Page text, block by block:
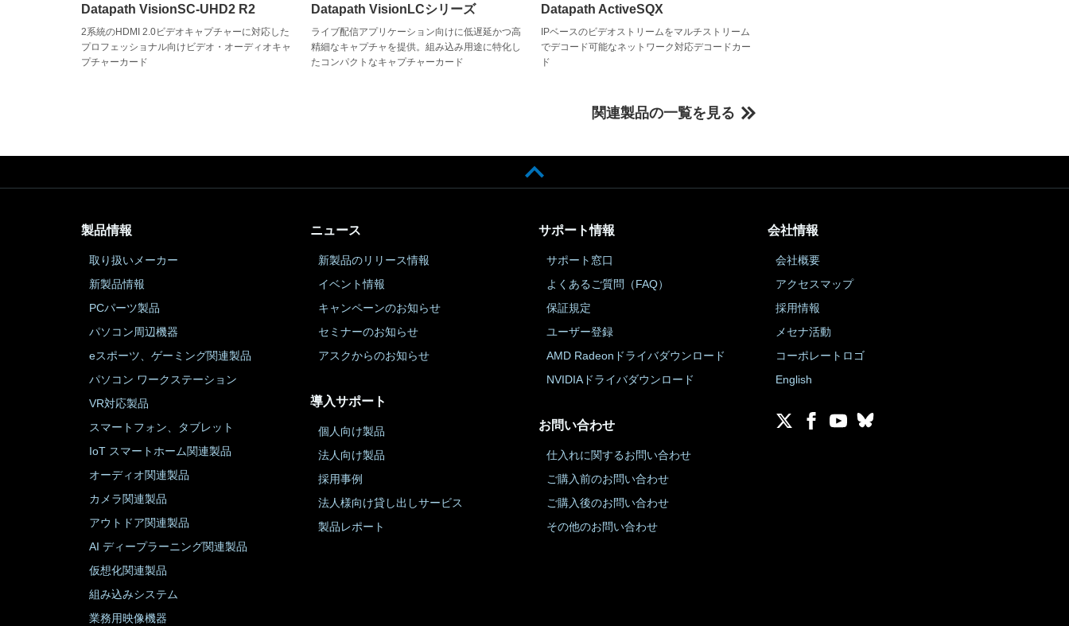
Datapath VisionSC-UHD2 R2
2系統のHDMI 2.0ビデオキャプチャーに対応した
プロフェッショナル向けビデオ・オーディオキャ
プチャーカード
Datapath VisionLCシリーズ
ライブ配信アプリケーション向けに低遅延かつ高
精細なキャプチャを提供。組み込み用途に特化し
たコンパクトなキャプチャーカード
Datapath ActiveSQX
IPベースのビデオストリームをマルチストリーム
でデコード可能なネットワーク対応デコードカー
ド
関連製品の一覧を見る
製品情報
取り扱いメーカー
新製品情報
PCパーツ製品
パソコン周辺機器
eスポーツ、ゲーミング関連製品
パソコン ワークステーション
VR対応製品
スマートフォン、タブレット
IoT スマートホーム関連製品
オーディオ関連製品
カメラ関連製品
アウトドア関連製品
AI ディープラーニング関連製品
仮想化関連製品
組み込みシステム
業務用映像機器
ニュース
新製品のリリース情報
イベント情報
キャンペーンのお知らせ
セミナーのお知らせ
アスクからのお知らせ
導入サポート
個人向け製品
法人向け製品
採用事例
法人様向け貸し出しサービス
製品レポート
サポート情報
サポート窓口
よくあるご質問（FAQ）
保証規定
ユーザー登録
AMD Radeonドライバダウンロード
NVIDIAドライバダウンロード
お問い合わせ
仕入れに関するお問い合わせ
ご購入前のお問い合わせ
ご購入後のお問い合わせ
その他のお問い合わせ
会社情報
会社概要
アクセスマップ
採用情報
メセナ活動
コーポレートロゴ
English